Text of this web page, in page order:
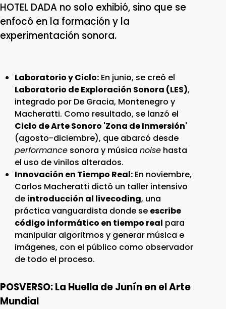
HOTEL DADA no solo exhibió, sino que se
enfocó en la formación y la
experimentación sonora.
Laboratorio y Ciclo:En junio, se creó el
Laboratorio de Exploración Sonora (LES),
integrado por De Gracia, Montenegro y
Macheratti. Como resultado, se lanzó el
Ciclo de Arte Sonoro 'Zona de Inmersión'
(agosto-diciembre), que abarcó desde
performancesonora y música noisehasta
el uso de vinilos alterados.
Innovación en Tiempo Real:En noviembre,
Carlos Macheratti dictó un taller intensivo
de introducción al livecoding, una
práctica vanguardista donde se escribe
código informático en tiempo real para
manipular algoritmos y generar música e
imágenes, con el público como observador
de todo el proceso.
POSVERSO: La Huella de Junín en el Arte
Mundial